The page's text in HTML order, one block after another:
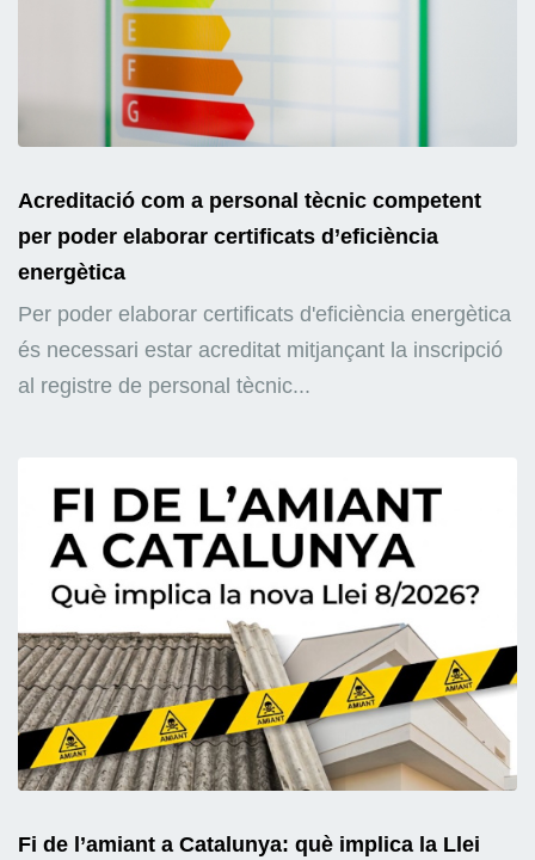
Acreditació com a personal tècnic competent
per poder elaborar certificats d’eficiència
energètica
Per poder elaborar certificats d'eficiència energètica
és necessari estar acreditat mitjançant la inscripció
al registre de personal tècnic...
Fi de l’amiant a Catalunya: què implica la Llei